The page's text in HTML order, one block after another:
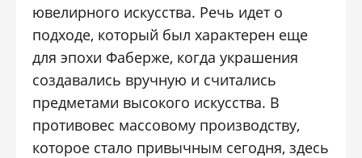
ювелирного искусства. Речь идет о
подходе, который был характерен еще
для эпохи Фаберже, когда украшения
создавались вручную и считались
предметами высокого искусства. В
противовес массовому производству,
которое стало привычным сегодня, здесь